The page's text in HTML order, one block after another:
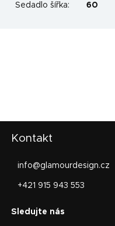
Sedadlo šířka: 60
Kontakt
info@glamourdesign.cz
+421 915 943 553